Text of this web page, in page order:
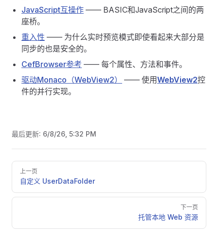
JavaScript互操作 —— BASIC和JavaScript之间的两
座桥。
重入性 —— 为什么实时预览模式即使看起来大部分是
同步的也是安全的。
CefBrowser参考 —— 每个属性、方法和事件。
驱动Monaco（WebView2）
—— 使用WebView2控
件的并行实现。
最后更新: 6/8/26, 5:32 PM
Pager
上一页
自定义 UserDataFolder
下一页
托管本地 Web 资源